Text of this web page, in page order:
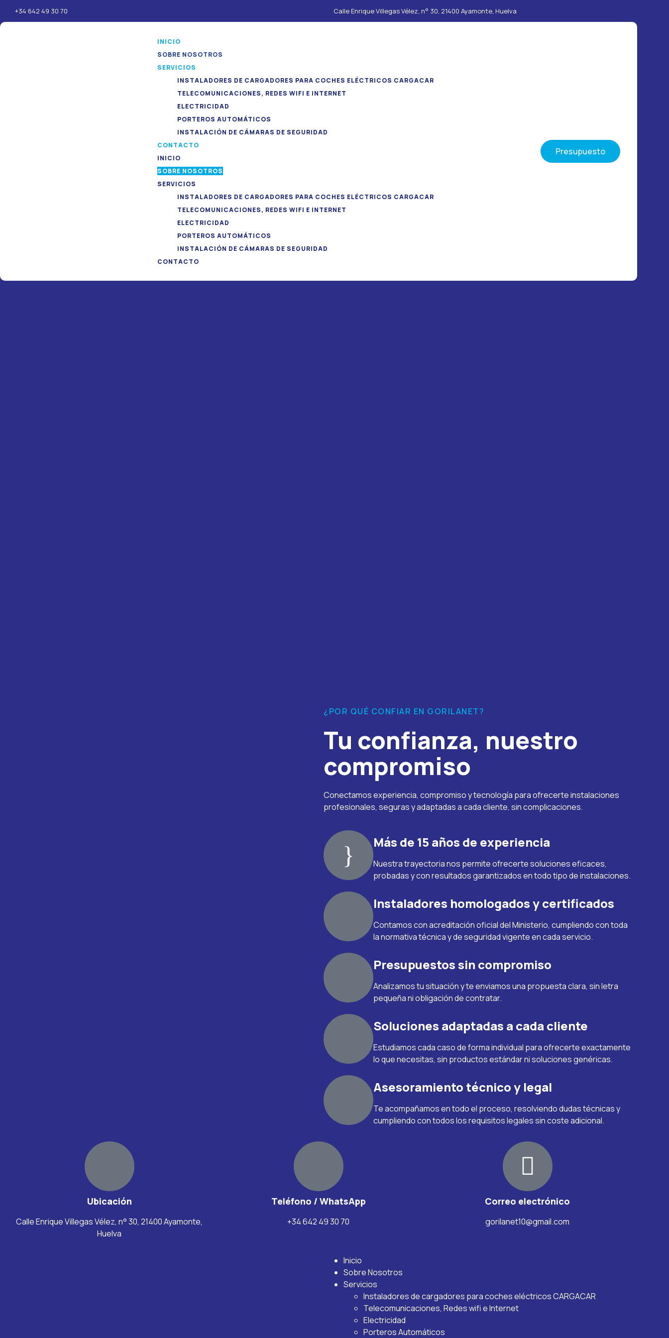
+34 642 49 30 70 Calle Enrique Villegas Vélez, n° 30, 21400 Ayamonte, Huelva
INICIO
SOBRE NOSOTROS
SERVICIOS
INSTALADORES DE CARGADORES PARA COCHES ELÉCTRICOS CARGACAR
TELECOMUNICACIONES, REDES WIFI E INTERNET
ELECTRICIDAD
PORTEROS AUTOMÁTICOS
INSTALACIÓN DE CÁMARAS DE SEGURIDAD
CONTACTO
INICIO
SOBRE NOSOTROS
SERVICIOS
INSTALADORES DE CARGADORES PARA COCHES ELÉCTRICOS CARGACAR
TELECOMUNICACIONES, REDES WIFI E INTERNET
ELECTRICIDAD
PORTEROS AUTOMÁTICOS
INSTALACIÓN DE CÁMARAS DE SEGURIDAD
CONTACTO
Presupuesto
¿POR QUÉ CONFIAR EN GORILANET?
Tu confianza, nuestro
compromiso
Conectamos experiencia, compromiso y tecnología para ofrecerte instalaciones
profesionales, seguras y adaptadas a cada cliente, sin complicaciones.
Más de 15 años de experiencia
Nuestra trayectoria nos permite ofrecerte soluciones eficaces,
probadas y con resultados garantizados en todo tipo de instalaciones.
Instaladores homologados y certificados
Contamos con acreditación oficial del Ministerio, cumpliendo con toda
la normativa técnica y de seguridad vigente en cada servicio.
Presupuestos sin compromiso
Analizamos tu situación y te enviamos una propuesta clara, sin letra
pequeña ni obligación de contratar.
Soluciones adaptadas a cada cliente
Estudiamos cada caso de forma individual para ofrecerte exactamente
lo que necesitas, sin productos estándar ni soluciones genéricas.
Asesoramiento técnico y legal
Te acompañamos en todo el proceso, resolviendo dudas técnicas y
cumpliendo con todos los requisitos legales sin coste adicional.
Ubicación
Calle Enrique Villegas Vélez, n° 30, 21400 Ayamonte,
Huelva
Teléfono / WhatsApp
+34 642 49 30 70
Correo electrónico
gorilanet10@gmail.com
Inicio
Sobre Nosotros
Servicios
Instaladores de cargadores para coches eléctricos CARGACAR
Telecomunicaciones, Redes wifi e Internet
Electricidad
Porteros Automáticos